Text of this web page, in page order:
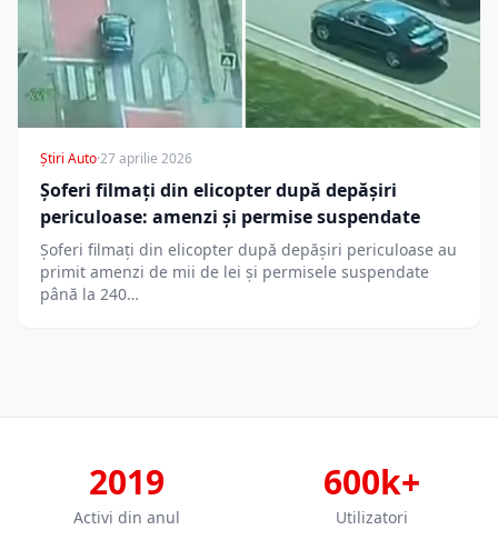
Știri Auto·27 aprilie 2026
Șoferi filmați din elicopter după depășiri
periculoase: amenzi și permise suspendate
Șoferi filmați din elicopter după depășiri periculoase au
primit amenzi de mii de lei și permisele suspendate
până la 240…
2019
Activi din anul
600k+
Utilizatori